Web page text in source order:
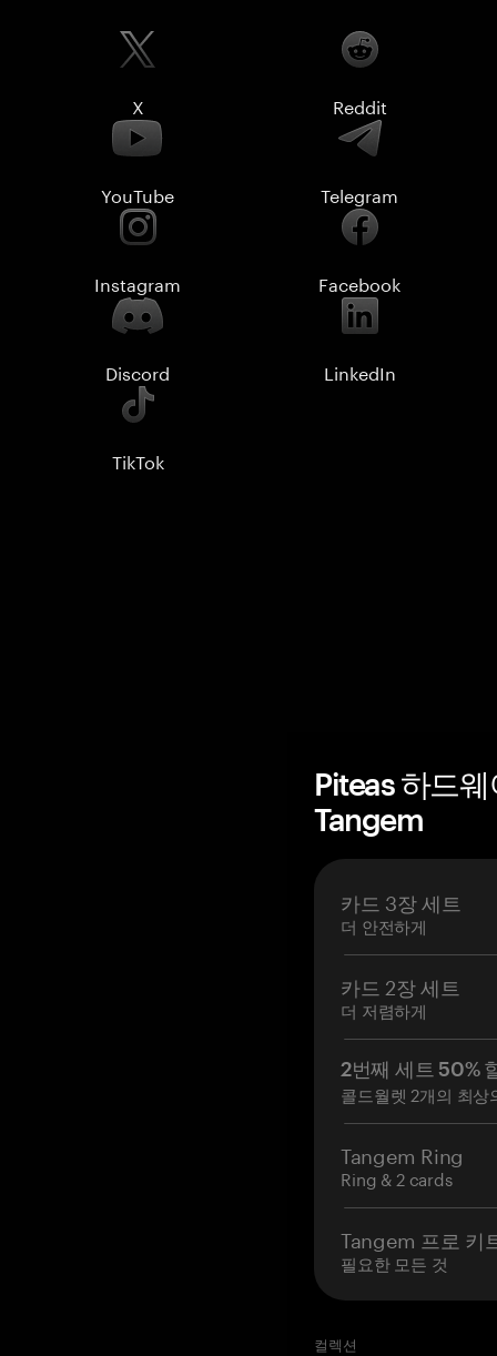
X Reddit
YouTube Telegram
Instagram Facebook
Discord LinkedIn
TikTok
Piteas 하드
Tangem
카드 3장 세트
더 안전하게
카드 2장 세트
더 저렴하게
2번째 세트 50%
콜드월렛 2개의 최상
Tangem Ring
Ring & 2 cards
Tangem 프로 키
필요한 모든 것
컬렉션